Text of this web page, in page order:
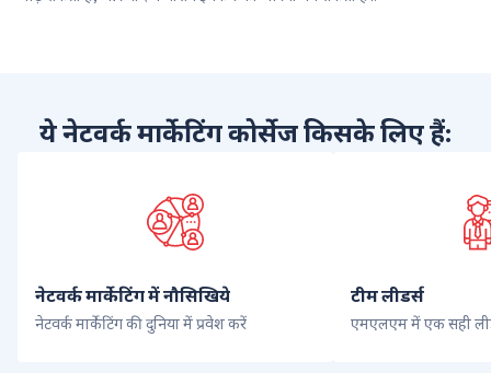
ये नेटवर्क मार्केटिंग कोर्सेज किसके लिए हैं:
नेटवर्क मार्केटिंग में नौसिखिये
नेटवर्क मार्केटिंग की दुनिया में प्रवेश करें
टीम लीडर्स
एमएलएम में एक सही